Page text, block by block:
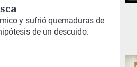
y sufrió quemaduras de
de un descuido.